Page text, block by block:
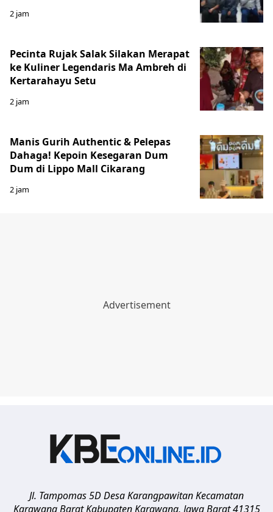
2 jam
Pecinta Rujak Salak Silakan Merapat
ke Kuliner Legendaris Ma Ambreh di
Kertarahayu Setu
2 jam
Manis Gurih Authentic & Pelepas
Dahaga! Kepoin Kesegaran Dum
Dum di Lippo Mall Cikarang
2 jam
Jl. Tampomas 5D Desa Karangpawitan Kecamatan
Karawang Barat Kabupaten Karawang, Jawa Barat 41315